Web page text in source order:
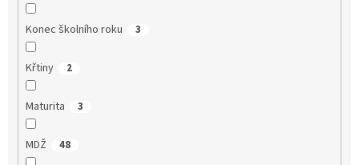
Konec školního roku 3
Křtiny 2
Maturita 3
MDŽ 48